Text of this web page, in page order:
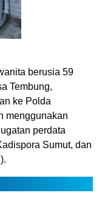
berusia 59
Tembung,
ke Polda
menggunakan
perdata
Sumut, dan